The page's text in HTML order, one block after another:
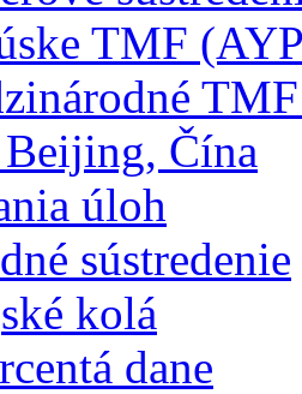
TMF
Čína
úloh
sústredenie
kolá
dane